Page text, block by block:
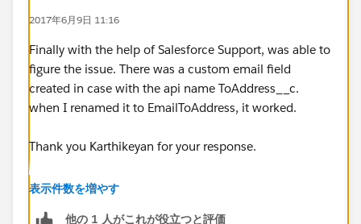
2017年6月9日 11:16
Finally with the help of Salesforce Support, was able to
figure the issue. There was a custom email field
created in case with the api name ToAddress__c.
when I renamed it to EmailToAddress, it worked.
Thank you Karthikeyan for your response.
表示件数を増やす
他の 1 人がこれが役立つと評価